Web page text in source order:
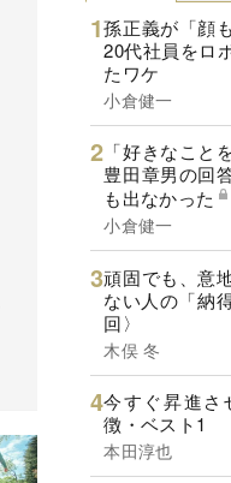
孫正義が「顔
20代社員をロ
たワケ
小倉健一
「好きなこと
豊田章男の回
も出なかった
小倉健一
頑固でも、意
ない人の「納
回〉
木俣 冬
今すぐ昇進さ
徴・ベスト1
本田淳也